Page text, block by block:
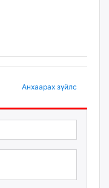
Анхаарах зүйлс